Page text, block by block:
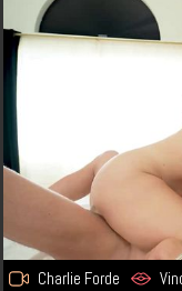
Charlie Forde